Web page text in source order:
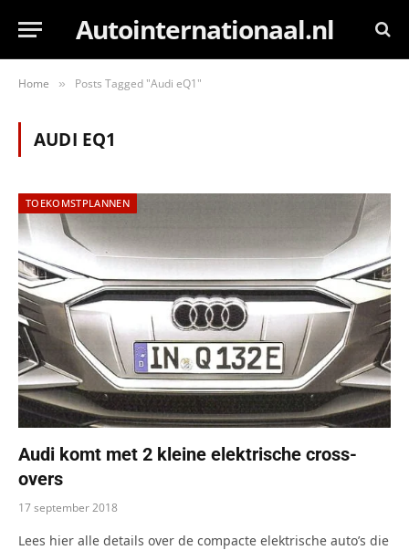
Autointernationaal.nl
Home » Posts Tagged "Audi eQ1"
AUDI EQ1
TOEKOMSTPLANNEN
Audi komt met 2 kleine elektrische cross-
overs
17 september 2018
Lees hier alle details over de compacte elektrische auto’s die